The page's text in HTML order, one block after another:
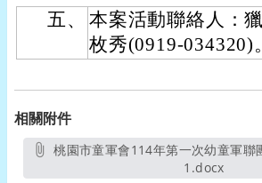
五、
本案活動聯絡人：
枚秀(0919-034320)。
相關附件
桃園市童軍會114年第一次幼童軍聯團活動實施計劃_附件
1.docx